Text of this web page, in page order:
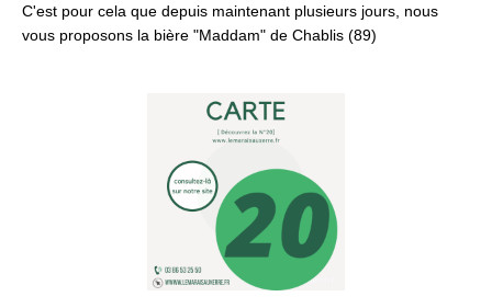
C'est pour cela que depuis maintenant plusieurs jours, nous
vous proposons la bière "Maddam" de Chablis (89)